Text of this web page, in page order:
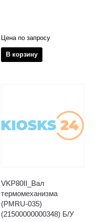
Цена по запросу
В корзину
VKP80II_Вал
термомеханизма
(PMRU-035)
(21500000000348) Б/У